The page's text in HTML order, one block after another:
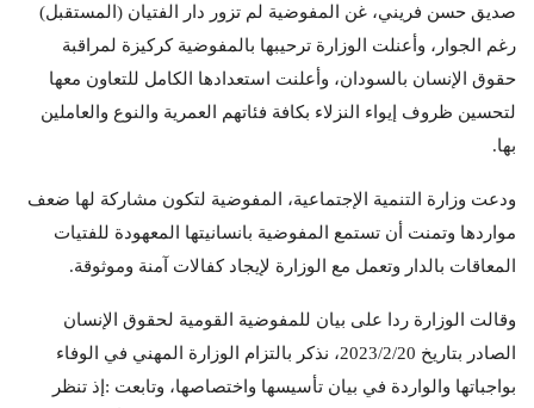
صديق حسن فريني، غن المفوضية لم تزور دار الفتيان (المستقبل)
رغم الجوار، وأعنلت الوزارة ترحيبها بالمفوضية كركيزة لمراقبة
حقوق الإنسان بالسودان، وأعلنت استعدادها الكامل للتعاون معها
لتحسين ظروف إيواء النزلاء بكافة فئاتهم العمرية والنوع والعاملين
بها.
ودعت وزارة التنمية الإجتماعية، المفوضية لتكون مشاركة لها ضعف
مواردها وتمنت أن تستمع المفوضية بانسانيتها المعهودة للفتيات
المعاقات بالدار وتعمل مع الوزارة لإيجاد كفالات آمنة وموثوقة.
وقالت الوزارة ردا على بيان للمفوضية القومية لحقوق الإنسان
الصادر بتاريخ 2023/2/20، نذكر بالتزام الوزارة المهني في الوفاء
بواجباتها والواردة في بيان تأسيسها واختصاصها، وتابعت :إذ تنظر